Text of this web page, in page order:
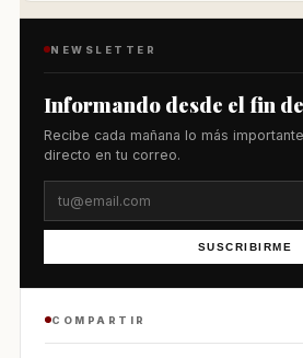
NEWSLETTER
Informando desde el fin
Recibe cada mañana lo más
directo en tu correo.
SUSCRIBIRME
COMPARTIR